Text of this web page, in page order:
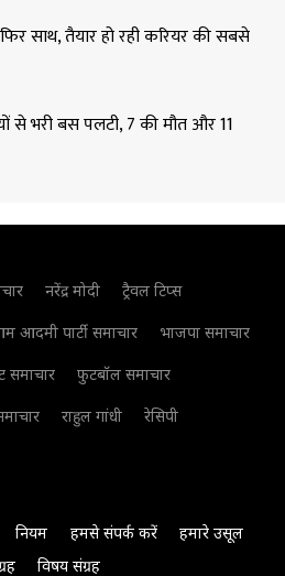
साथ, तैयार हो रही करियर की सबसे
से भरी बस पलटी, 7 की मौत और 11
नरेंद्र मोदी
ट्रैवल टिप्स
आदमी पार्टी समाचार
भाजपा समाचार
समाचार
फुटबॉल समाचार
राहुल गांधी
रेसिपी
नियम हमसे संपर्क करें
हमारे उसूल
विषय संग्रह